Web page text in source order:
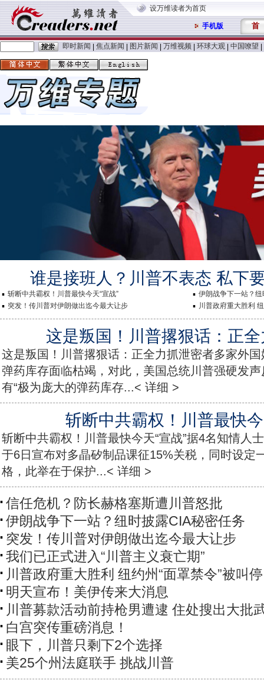
设万维读者为首页
手机版 首
即时新闻 焦点新闻 图片新闻 万维视频 环球大观 中国嘹望
谁是接班人？川普不表态 私下
斩断中共霸权！川普最快今天“宣战”
伊朗战争下一站？
突发！传川普对伊朗做出迄今最大让步
川普政府重大胜利
这是叛国！川普撂狠话：正
这是叛国！川普撂狠话：正全力抓泄密者多家外
弹药库存面临枯竭，对此，美国总统川普强硬发
有“极为庞大的弹药库存...< 详细 >
斩断中共霸权！川普最快今
斩断中共霸权！川普最快今天“宣战”据4名知情人
于6日宣布对多晶矽制品课征15%关税，同时设定
格，此举在于保护...< 详细 >
信任危机？防长赫格塞斯遭川普怒批
伊朗战争下一站？纽时披露CIA秘密任务
突发！传川普对伊朗做出迄今最大让步
我们已正式进入“川普主义衰亡期”
川普政府重大胜利 纽约州“面罩禁令”被叫停
明天宣布！美伊传来大消息
川普募款活动前持枪男遭逮 住处搜出大批
白宫突传重磅消息！
眼下，川普只剩下2个选择
美25个州法庭联手 挑战川普